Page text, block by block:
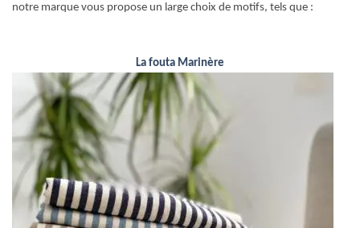
notre marque vous propose un large choix de motifs, tels que :
La fouta Marinère